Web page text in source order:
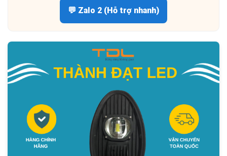
💬 Zalo 2 (Hỗ trợ nhanh)